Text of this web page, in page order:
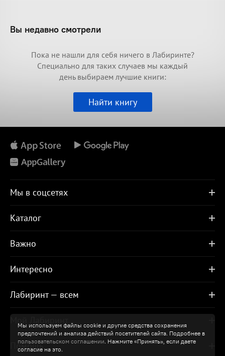
Мы используем файлы cookie и другие средства сохранения
предпочтений и анализа действий посетителей сайта. Подробнее в
пользовательском соглашении. Нажмите «Принять», если даете
согласие на это.
Вы недавно смотрели
Пока не нашли для себя ничего в Лабиринте?
Специально для таких случаев мы каждый
день выбираем лучшие книги:
Найти книгу
Мы в соцсетях
Каталог
Важно
Интересно
Лабиринт — всем
Помощь